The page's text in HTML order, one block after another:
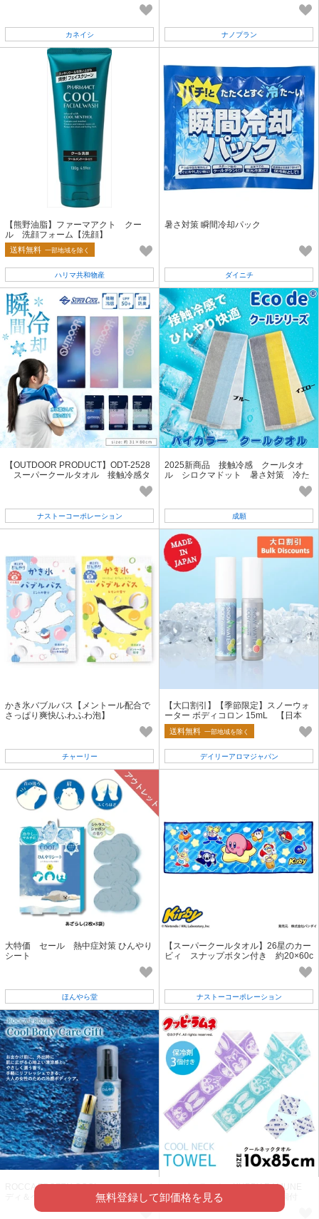
カネイシ ナノプラン
【熊野油脂】ファーマアクト クー
ル 洗顔フォーム【洗顔】
送料無料 一部地域を除く
ハリマ共和物産
暑さ対策 瞬間冷却パック
ダイニチ
【OUTDOOR PRODUCT】ODT-2528
スーパークールタオル 接触冷感タ
ナストーコーポレーション
2025新商品 接触冷感 クールタオ
ル シロクマドット 暑さ対策 冷た
成願
かき氷バブルバス【メントール配合で
さっぱり爽快/ふわふわ泡】
チャーリー
【大口割引】【季節限定】スノーウォ
ーター ボディコロン 15mL 【日本
製】
送料無料 一部地域を除く
デイリーアロマジャパン
大特価 セール 熱中症対策 ひんやり
シート
ほんやら堂
【スーパークールタオル】26星のカー
ビィ スナップボタン付き 約20×60c
ナストーコーポレーション
ROCCA FROZEN COOLロールオン ボ
ディ＆ヘアミスト 暑さ対策
クッピーラムネ KUPPY RAMUNE
クールネックタオル 保冷剤3個付
き ひんやり マフラー
無料登録して卸価格を見る